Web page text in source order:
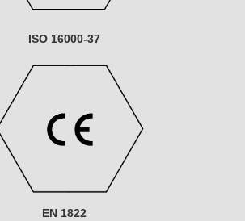
ISO 16000-37
EN 1822